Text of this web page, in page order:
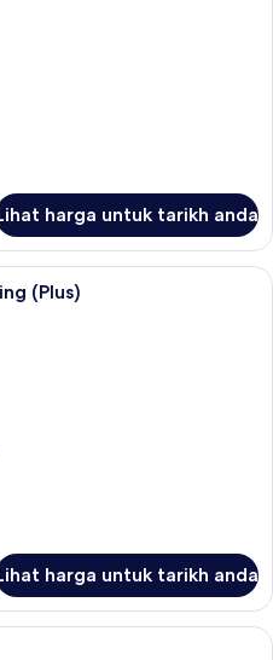
harga untuk tarikh anda
1 bilik tidur, peti besi dalam bilik,
(Plus)
harga untuk tarikh anda